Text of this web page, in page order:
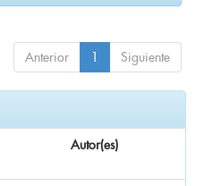
Anterior 1 Siguiente
Autor(es)